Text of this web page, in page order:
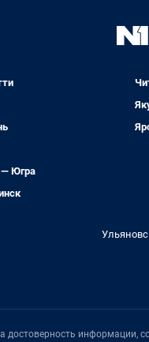
Югра
достоверность информации,